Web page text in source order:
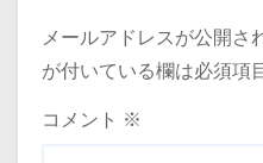
シ
ョ
メールアドレスが公開さ
が付いている欄は必須項
コメント ※